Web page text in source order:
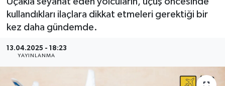
kullandıkları ilaçlara dikkat etmeleri gerektiği bir
kez daha gündemde.
13.04.2025 - 18:23
YAYINLANMA